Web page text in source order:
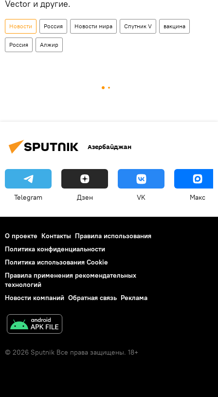
Vector и другие.
Новости Россия Новости мира Спутник V вакцина
Россия Алжир
Азербайджан
Telegram Дзен VK Макс
О проекте Контакты Правила использования
Политика конфиденциальности
Политика использования Cookie
Правила применения рекомендательных
технологий
Новости компаний Обратная связь Реклама
© 2026 Sputnik Все права защищены. 18+